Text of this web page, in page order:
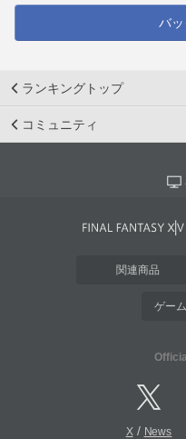
バ
ランキングトップ
コミュニティ
関連商品
ゲー
X/ News